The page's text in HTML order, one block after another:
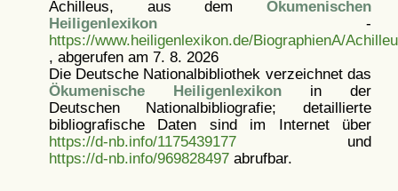
Achilleus, aus dem Ökumenischen
Heiligenlexikon-
https://www.heiligenlexikon.de/BiographienA/
, abgerufen am 7. 8. 2026
Die Deutsche Nationalbibliothek verzeichnet das
Ökumenische Heiligenlexikonin der
Deutschen Nationalbibliografie; detaillierte
bibliografische Daten sind im Internet über
https://d-nb.info/1175439177und
https://d-nb.info/969828497abrufbar.